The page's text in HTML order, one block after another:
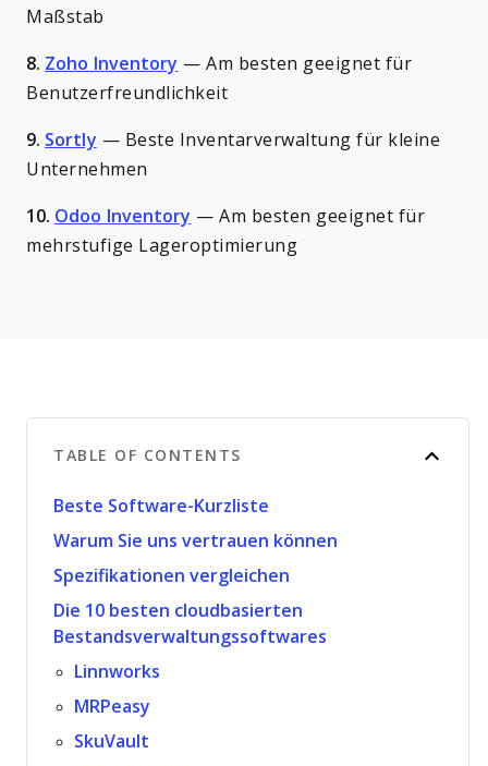
Maßstab
8. Zoho Inventory —Am besten geeignet für
Benutzerfreundlichkeit
9. Sortly — Beste Inventarverwaltung für kleine
Unternehmen
10. Odoo Inventory —Am besten geeignet für
mehrstufige Lageroptimierung
TABLE OF CONTENTS
Beste Software-Kurzliste
Warum Sie uns vertrauen können
Spezifikationen vergleichen
Die 10 besten cloudbasierten
Bestandsverwaltungssoftwares
Linnworks
MRPeasy
SkuVault